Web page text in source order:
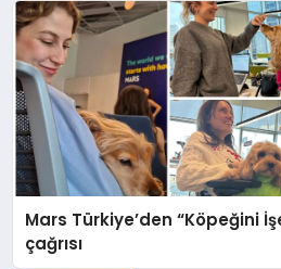
Mars Türkiye’den “Köpeğini
çağrısı